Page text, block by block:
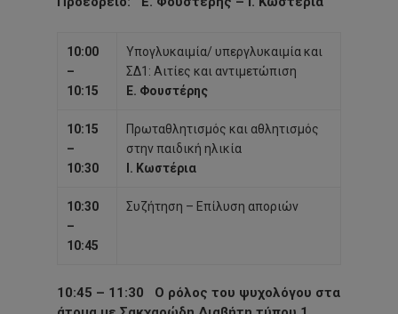
10:00
–
10:15
Υπογλυκαιμία/ υπεργλυκαιμία και
ΣΔ1: Αιτίες και αντιμετώπιση
Ε. Φουστέρης
10:15
–
10:30
Πρωταθλητισμός και αθλητισμός
στην παιδική ηλικία
Ι. Κωστέρια
10:30
–
10:45
Συζήτηση – Επίλυση αποριών
10:45 – 11:30 Ο ρόλος του ψυχολόγου στα